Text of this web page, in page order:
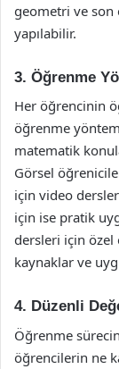
geometri ve son
yapılabilir.
3. Öğrenme
Her öğrencinin
öğrenme
matematik
Görsel
için video
için ise pratik
dersleri için özel
kaynaklar ve
4. Düzenli
Öğrenme
öğrencilerin ne